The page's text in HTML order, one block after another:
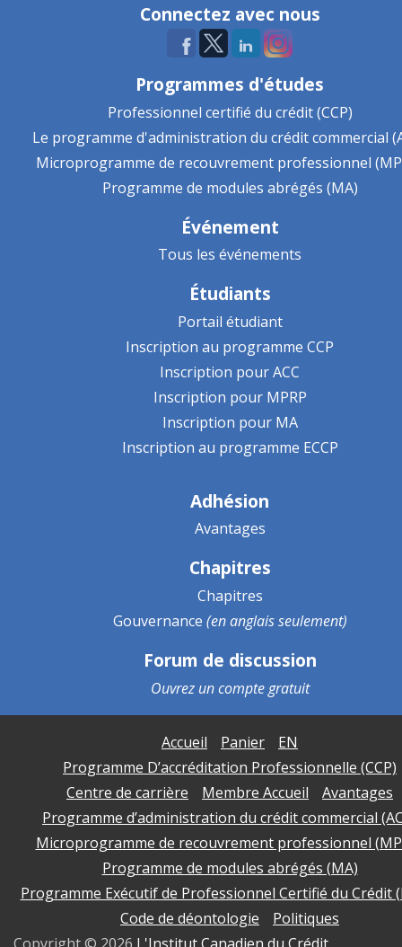
Connectez avec nous
Programmes d'études
Professionnel certifié du crédit (CCP)
Le programme d'administration du crédit commercial
Microprogramme de recouvrement professionnel
Programme de modules abrégés (MA)
Événement
Tous les événements
Étudiants
Portail étudiant
Inscription au programme CCP
Inscription pour ACC
Inscription pour MPRP
Inscription pour MA
Inscription au programme ECCP
Adhésion
Avantages
Chapitres
Chapitres
Gouvernance (en anglais seulement)
Forum de discussion
Ouvrez uncompte gratuit
Accueil Panier
EN
Programme D’accréditation Professionnelle (CCP)
Centre de carrière
Membre Accueil
Avantages
Programme d’administration du crédit commercial
Microprogramme de recouvrement professionnel
Programme de modules abrégés (MA)
Programme Exécutif de Professionnel Certifié du Crédit
Code de déontologie
Politiques